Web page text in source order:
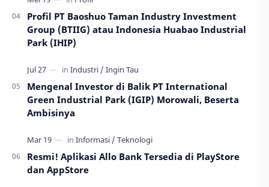
Profil PT Baoshuo Taman Industry Investment
Group (BTIIG) atau Indonesia Huabao Industrial
Park (IHIP)
Mengenal Investor di Balik PT International
Green Industrial Park (IGIP) Morowali, Beserta
Ambisinya
Resmi! Aplikasi Allo Bank Tersedia di PlayStore
dan AppStore